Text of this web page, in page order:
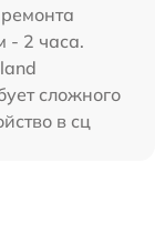
- 2 часа.
сложного
в сц